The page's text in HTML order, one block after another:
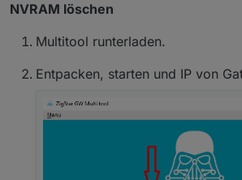
NVRAM löschen
Multitool runterladen.
Entpacken, starten und IP von